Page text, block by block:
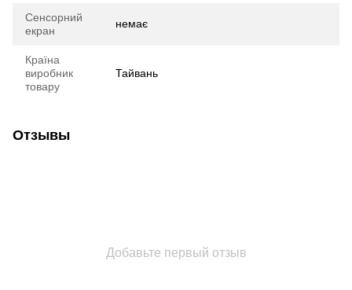
Сенсорний
екран
немає
Країна
виробник
товару
Тайвань
Отзывы
Добавьте первый отзыв